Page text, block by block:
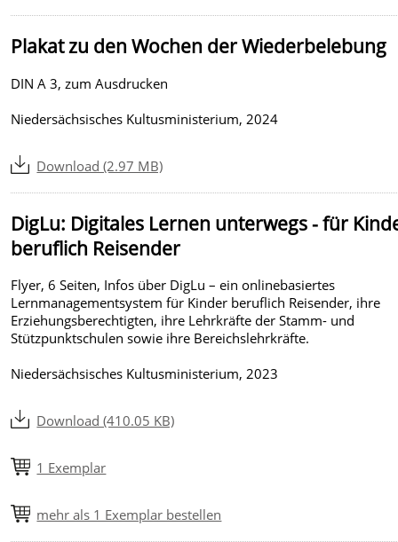
Plakat zu den Wochen der Wiederbelebung
DIN A 3, zum Ausdrucken
Niedersächsisches Kultusministerium, 2024
Download (2.97 MB)
DigLu: Digitales Lernen unterwegs - für
beruflich Reisender
Flyer, 6 Seiten, Infos über DigLu – ein onlinebasiertes
Lernmanagementsystem für Kinder beruflich Reisender, ihre
Erziehungsberechtigten, ihre Lehrkräfte der Stamm- und
Stützpunktschulen sowie ihre Bereichslehrkräfte.
Niedersächsisches Kultusministerium, 2023
Download (410.05 KB)
1 Exemplar
mehr als 1 Exemplar bestellen